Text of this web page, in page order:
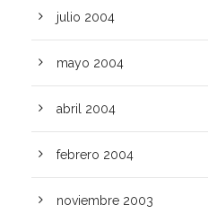
julio 2004
mayo 2004
abril 2004
febrero 2004
noviembre 2003